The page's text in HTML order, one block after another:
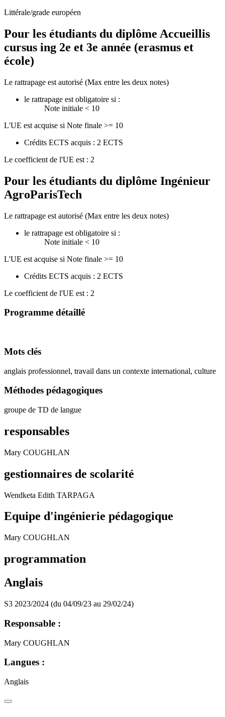
Littérale/grade européen
Pour les étudiants du diplôme Accueillis
cursus ing 2e et 3e année (erasmus et
école)
Le rattrapage est autorisé (Max entre les deux notes)
le rattrapage est obligatoire si :
Note initiale < 10
L'UE est acquise si Note finale >= 10
Crédits ECTS acquis : 2 ECTS
Le coefficient de l'UE est : 2
Pour les étudiants du diplôme Ingénieur
AgroParisTech
Le rattrapage est autorisé (Max entre les deux notes)
le rattrapage est obligatoire si :
Note initiale < 10
L'UE est acquise si Note finale >= 10
Crédits ECTS acquis : 2 ECTS
Le coefficient de l'UE est : 2
Programme détaillé
Mots clés
anglais professionnel, travail dans un contexte international, culture
Méthodes pédagogiques
groupe de TD de langue
responsables
Mary COUGHLAN
gestionnaires de scolarité
Wendketa Edith TARPAGA
Equipe d'ingénierie pédagogique
Mary COUGHLAN
programmation
Anglais
S3 2023/2024 (du 04/09/23 au 29/02/24)
Responsable :
Mary COUGHLAN
Langues :
Anglais